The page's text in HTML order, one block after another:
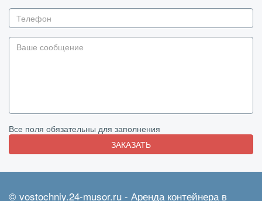
Все поля обязательны для заполнения
ЗАКАЗАТЬ
© vostochniy.24-musor.ru - Аренда контейнера в